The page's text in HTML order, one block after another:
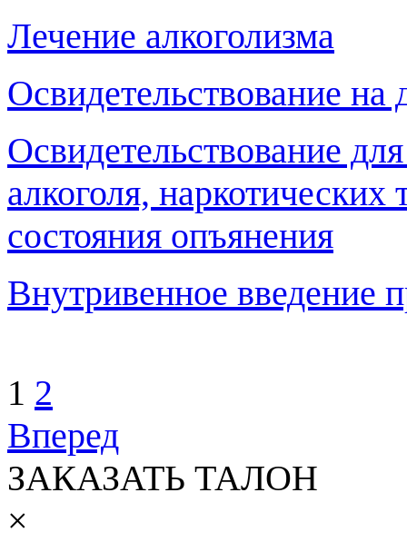
Лечение алкоголизма
Освидетельствование на
Освидетельствование
алкоголя,
состояния опъянения
Внутривенное введение
1 2
Вперед
ЗАКАЗАТЬ ТАЛОН
×